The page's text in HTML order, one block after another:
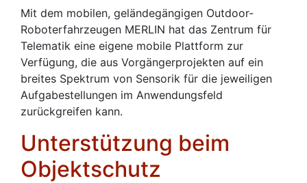
Mit dem mobilen, geländegängigen Outdoor-
Roboterfahrzeugen MERLIN hat das Zentrum für
Telematik eine eigene mobile Plattform zur
Verfügung, die aus Vorgängerprojekten auf ein
breites Spektrum von Sensorik für die jeweiligen
Aufgabestellungen im Anwendungsfeld
zurückgreifen kann.
Unterstützung beim
Objektschutz